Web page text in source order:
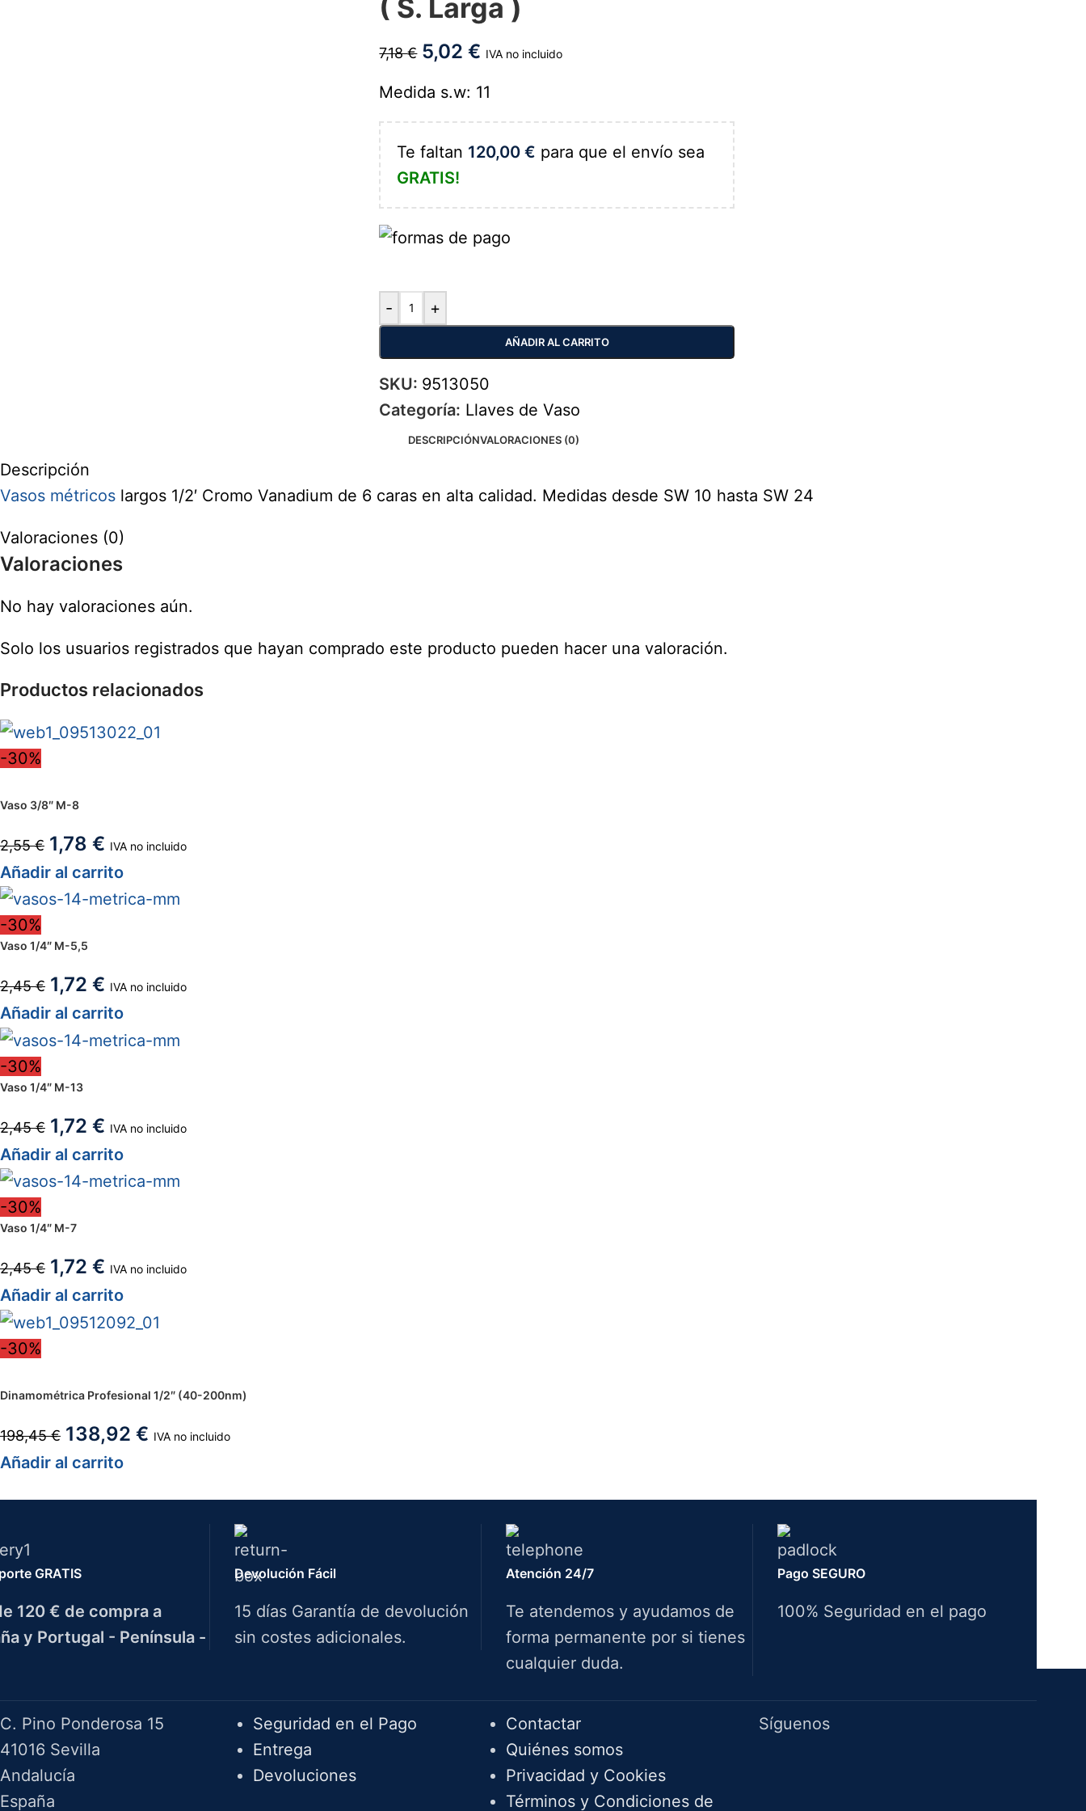
( S. Larga )
7,18€ 5,02€ IVA no incluido
Medida s.w: 11
Te faltan 120,00€ para que el envío sea
GRATIS!
- +
AÑADIR AL CARRITO
SKU: 9513050
Categoría: Llaves de Vaso
DESCRIPCIÓNVALORACIONES (0)
Descripción
Vasos métricos largos 1/2′ Cromo Vanadium de 6 caras en alta calidad. Medidas desde SW 10 hasta SW 24
Valoraciones (0)
Valoraciones
No hay valoraciones aún.
Solo los usuarios registrados que hayan comprado este producto pueden hacer una valoración.
Productos relacionados
-30%
Vaso 3/8″ M-8
2,55€ 1,78 € IVA no incluido
Añadir al carrito
-30%
Vaso 1/4″ M-5,5
2,45€ 1,72 € IVA no incluido
Añadir al carrito
-30%
Vaso 1/4″ M-13
2,45€ 1,72 € IVA no incluido
Añadir al carrito
-30%
Vaso 1/4″ M-7
2,45€ 1,72 € IVA no incluido
Añadir al carrito
-30%
Dinamométrica Profesional 1/2″ (40-200nm)
198,45€ 138,92 € IVA no incluido
Añadir al carrito
GRATIS
120 € de compra a
y Portugal - Península -
Devolución Fácil
15 días Garantía de devolución
sin costes adicionales.
Atención 24/7
Te atendemos y ayudamos de
forma permanente por si tienes
cualquier duda.
Pago SEGURO
100% Seguridad en el pago
C. Pino Ponderosa 15
41016 Sevilla
Andalucía
España
Seguridad en el Pago
Entrega
Devoluciones
Contactar
Quiénes somos
Privacidad y Cookies
Términos y Condiciones de
Síguenos